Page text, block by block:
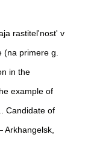
rastitel'nost' v
primere g.
in the
example of
Candidate of